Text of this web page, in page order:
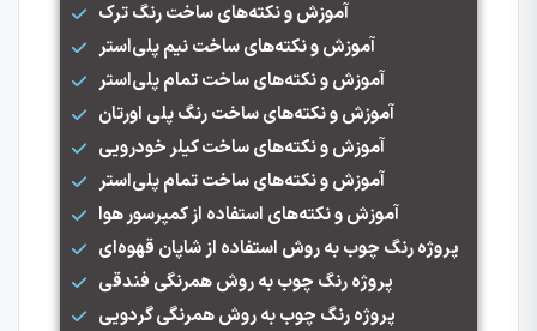
آموزش و نکته‌های ساخت رنگ ترک
آموزش و نکته‌های ساخت نیم پلی‌استر
آموزش و نکته‌های ساخت تمام پلی‌استر
آموزش و نکته‌های ساخت رنگ پلی اورتان
آموزش و نکته‌های ساخت کیلر خودرویی
آموزش و نکته‌های ساخت تمام پلی‌استر
آموزش و نکته‌های استفاده از کمپرسور هوا
پروژه رنگ چوب به روش استفاده از شاپان قهوه‌ای
پروژه رنگ چوب به روش همرنگی فندقی
پروژه رنگ چوب به روش همرنگی گردویی